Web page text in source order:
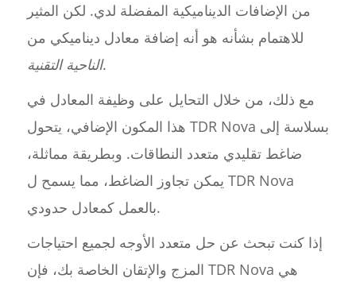
من الإضافات الديناميكية المفضلة لدي. لكن المثير
للاهتمام بشأنه هو أنه إضافة معادل ديناميكي من
الناحية التقنية.
مع ذلك، من خلال التحايل على وظيفة المعادل في
هذا المكون الإضافي، يتحول TDR Nova بسلاسة إلى
ضاغط تقليدي متعدد النطاقات. وبطريقة مماثلة،
يمكن تجاوز الضاغط، مما يسمح ل TDR Nova
بالعمل كمعادل حدودي.
إذا كنت تبحث عن حل متعدد الأوجه لجميع احتياجات
المزج والإتقان الخاصة بك، فإن TDR Nova هي